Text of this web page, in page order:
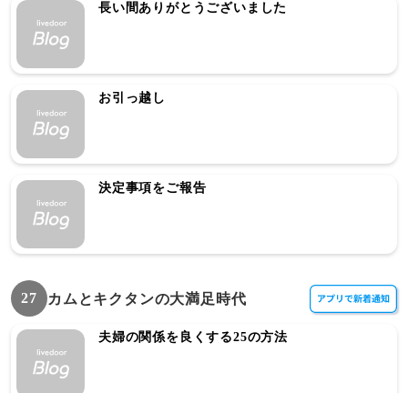
長い間ありがとうございました
お引っ越し
決定事項をご報告
27 カムとキクタンの大満足時代
夫婦の関係を良くする25の方法